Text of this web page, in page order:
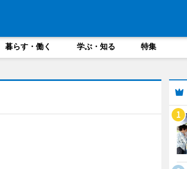
暮らす・働く 学ぶ・知る 特集